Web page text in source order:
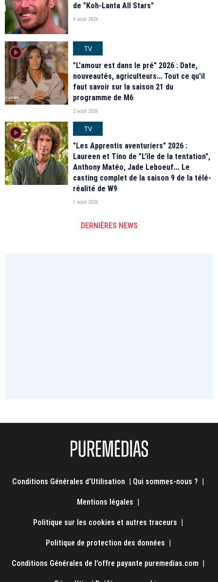
de "Koh-Lanta All Stars"
4 août 2026
player2
TV
"L'amour est dans le pré" 2026 : Date,
nouveautés, agriculteurs… Tout ce qu'il
faut savoir sur la saison 21 du
programme de M6
2 août 2026
player2
TV
"Les Apprentis aventuriers" 2026 :
Laureen et Tino de "L'île de la tentation",
Anthony Matéo, Jade Leboeuf... Le
casting complet de la saison 9 de la télé-
réalité de W9
1 août 2026
DERNIÈRES NEWS
Conditions Générales d'Utilisation | Qui sommes-nous ? |
Mentions légales |
Politique sur les cookies et autres traceurs |
Politique de protection des données |
Conditions Générales de l'offre payante puremedias.com |